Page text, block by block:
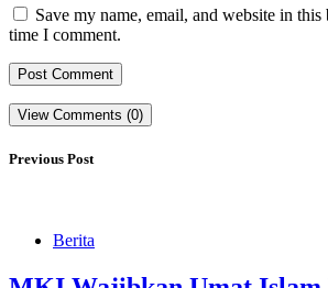
Save my name, email, and website in
time I comment.
View Comments (0)
Previous Post
Berita